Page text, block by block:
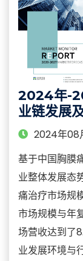
2024年-
业链发展
2024年08
基于中国胸膜
业整体发展态
痛治疗市场规
市场规模与年
场营收达到了
业发展环境与